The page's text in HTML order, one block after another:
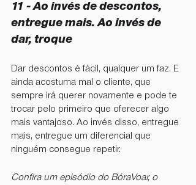
11 - ⁠Ao invés de descontos,
entregue mais. Ao invés de
dar, troque
Dar descontos é fácil, qualquer um faz. E
ainda acostuma mal o cliente, que
sempre irá querer novamente e pode te
trocar pelo primeiro que oferecer algo
mais vantajoso. Ao invés disso, entregue
mais, entregue um diferencial que
ninguém consegue repetir.
Confira um episódio do BóraVoar, o